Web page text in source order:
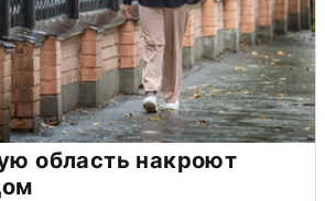
область накроют